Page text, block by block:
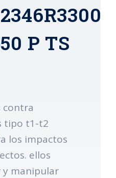
P TS
contra
tipo t1-t2
los impactos
ellos
y manipular